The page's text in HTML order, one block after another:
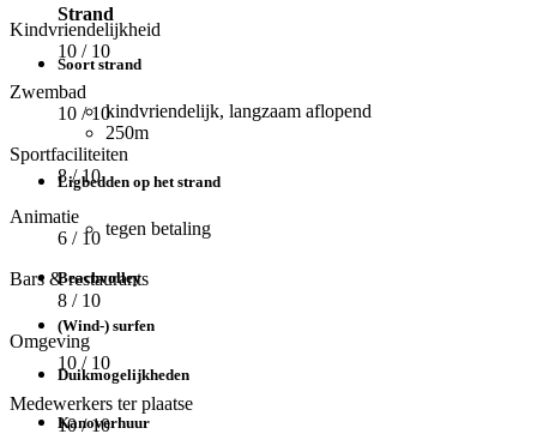
Strand
Soort strand
kindvriendelijk, langzaam aflopend
250m
Ligbedden op het strand
tegen betaling
Beachvolley
(Wind-) surfen
Duikmogelijkheden
Kanoverhuur
Kindvriendelijkheid
10 / 10
Zwembad
10 / 10
Sportfaciliteiten
8/ 10
Animatie
6 / 10
Bars & restaurants
8 / 10
Omgeving
10 / 10
Medewerkers ter plaatse
10/ 10